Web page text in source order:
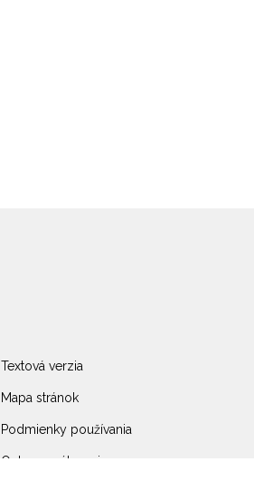
Textová verzia
Mapa stránok
Podmienky používania
Ochrana súkromia